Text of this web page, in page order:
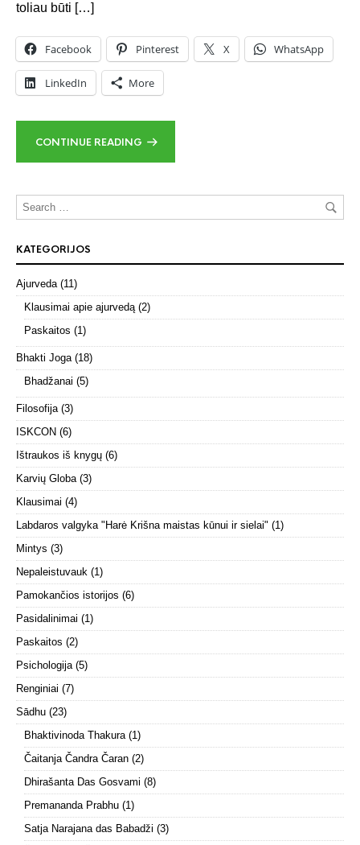
toliau būti […]
Facebook Pinterest X WhatsApp
LinkedIn More
CONTINUE READING
KATEGORIJOS
Ajurveda(11)
Klausimai apie ajurvedą(2)
Paskaitos (1)
Bhakti Joga(18)
Bhadžanai (5)
Filosofija(3)
ISKCON (6)
Ištraukos iš knygų (6)
Karvių Globa(3)
Klausimai (4)
Labdaros valgyka "Harė Krišna maistas kūnui ir sielai" (1)
Mintys (3)
Nepaleistuvauk (1)
Pamokančios istorijos (6)
Pasidalinimai (1)
Paskaitos (2)
Psichologija(5)
Renginiai (7)
Sādhu (23)
Bhaktivinoda Thakura(1)
Čaitanja Čandra Čaran (2)
Dhirašanta Das Gosvami (8)
Premananda Prabhu (1)
Satja Narajana das Babadži (3)